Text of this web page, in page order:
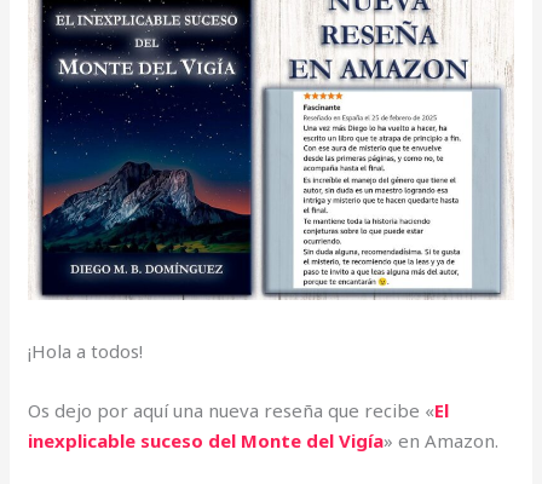
¡Hola a todos!
Os dejo por aquí una nueva reseña que recibe «El
inexplicable suceso del Monte del Vigía» en Amazon.